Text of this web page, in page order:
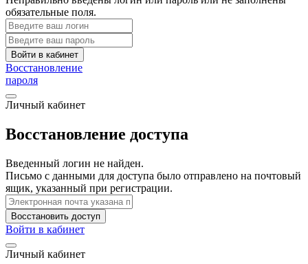
обязательные поля.
Войти в кабинет
Восстановление
пароля
Личный кабинет
Восстановление доступа
Введенный логин не найден.
Письмо с данными для доступа было отправлено на почтовый
ящик, указанный при регистрации.
Восстановить доступ
Войти в кабинет
Личный кабинет